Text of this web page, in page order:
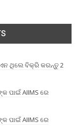
ଥିଲେ ବିକ୍ରି କରନ୍ତୁ 2
ପାଇଁ AIIMS ରେ
ପାଇଁ AIIMS ରେ